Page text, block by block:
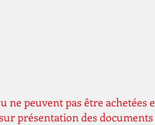
ne peuvent pas être achetées
présentation des